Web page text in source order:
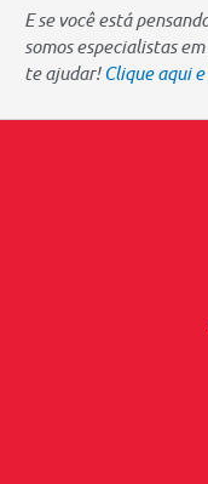
E se você está
somos especialistas
te ajudar!Clique aqui